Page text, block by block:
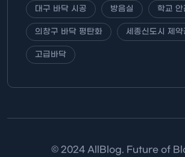
대구 바닥 시공 방음실 학교 안
의창구 바닥 평탄화 세종신도시 제약
고급바닥
© 2024 AllBlog. Future of